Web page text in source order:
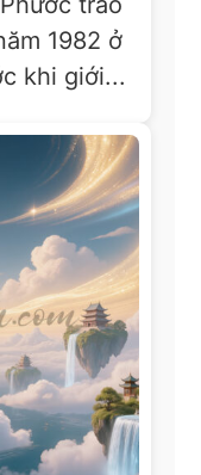
1982 ở
khi giới...